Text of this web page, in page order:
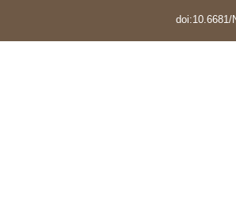
doi:10.6681/